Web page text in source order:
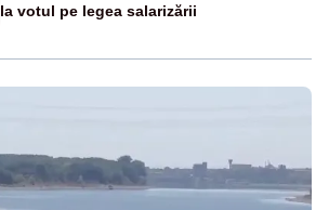
la votul pe legea salarizării